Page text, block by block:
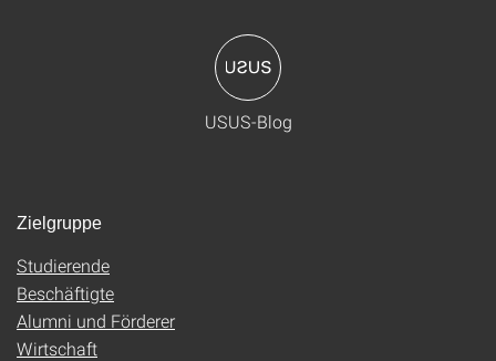
USUS-Blog
Zielgruppe
Studierende
Beschäftigte
Alumni und Förderer
Wirtschaft